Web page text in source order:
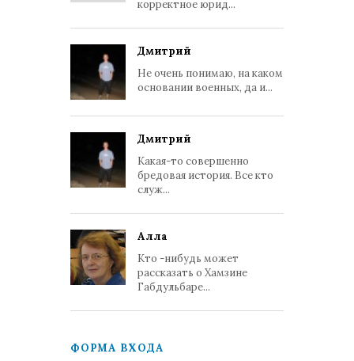
корректное юрид...
Дмитрий
Не очень понимаю, на каком
основании военных, да и...
Дмитрий
Какая-то совершенно
бредовая история. Все кто
служ...
Алла
Кто -нибудь может
рассказать о Хамзине
Габдульбаре...
ФОРМА ВХОДА